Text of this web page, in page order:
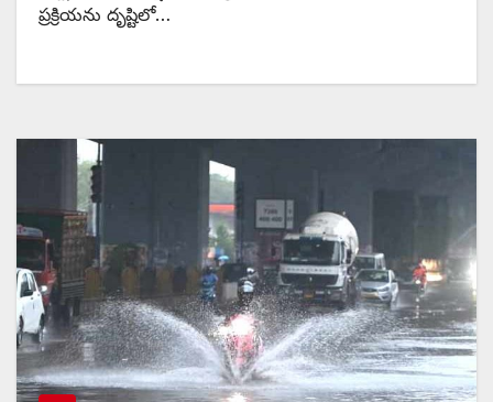
ప్రక్రియను దృష్టిలో…